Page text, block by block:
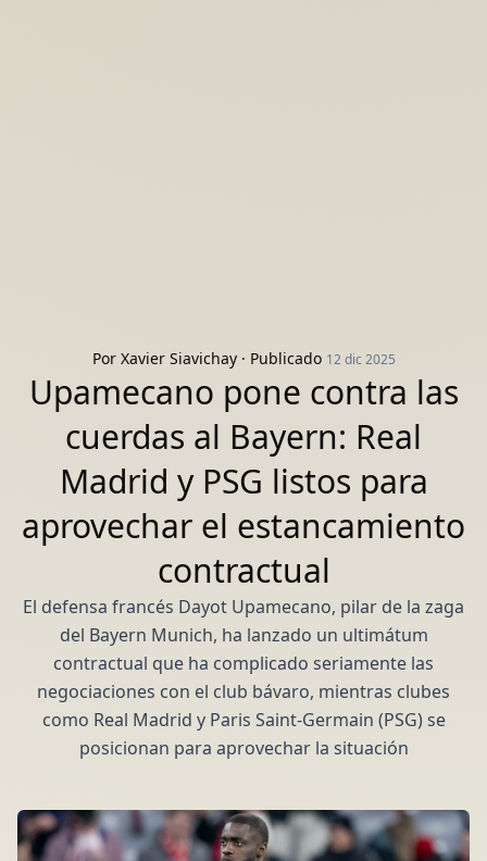
Por Xavier Siavichay· Publicado 12 dic 2025
Upamecano pone contra las
cuerdas al Bayern: Real
Madrid y PSG listos para
aprovechar el estancamiento
contractual
El defensa francés Dayot Upamecano, pilar de la zaga
del Bayern Munich, ha lanzado un ultimátum
contractual que ha complicado seriamente las
negociaciones con el club bávaro, mientras clubes
como Real Madrid y Paris Saint-Germain (PSG) se
posicionan para aprovechar la situación